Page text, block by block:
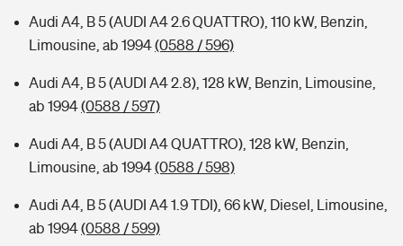
Audi A4, B 5 (AUDI A4 2.6 QUATTRO), 110 kW, Benzin,
Limousine, ab 1994(0588 / 596)
Audi A4, B 5 (AUDI A4 2.8), 128 kW, Benzin, Limousine,
ab 1994(0588 / 597)
Audi A4, B 5 (AUDI A4 QUATTRO), 128 kW, Benzin,
Limousine, ab 1994(0588 / 598)
Audi A4, B 5 (AUDI A4 1.9 TDI), 66 kW, Diesel, Limousine,
ab 1994(0588 / 599)